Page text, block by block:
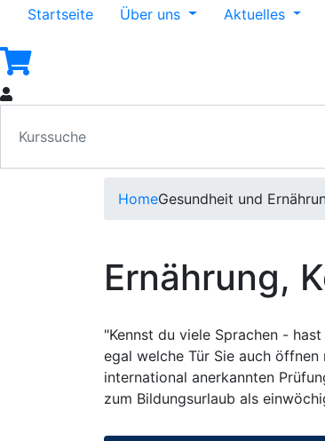
Startseite Über uns Aktuelles
HomeGesundheit und
Ernährung,
"Kennst du viele Sprachen -
egal welche Tür Sie auch
international anerkannten
zum Bildungsurlaub als